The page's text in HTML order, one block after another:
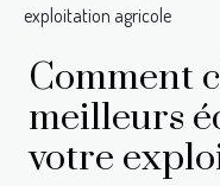
exploitation agricole
Comment
meilleurs
votre